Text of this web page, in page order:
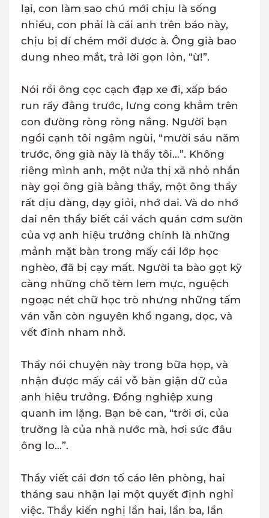
lại, con làm sao chú mới chịu là sống
nhiều, con phải là cái anh trên báo này,
chịu bị dí chém mới được à. Ông già bao
dung nheo mắt, trả lời gọn lỏn, “ừ!”.
Nói rồi ông cọc cạch đạp xe đi, xấp báo
run rẩy đằng trước, lưng cong khẳm trên
con đường ròng ròng nắng. Người bạn
ngồi cạnh tôi ngậm ngùi, “mười sáu năm
trước, ông già này là thầy tôi…”. Không
riêng mình anh, một nửa thị xã nhỏ nhắn
này gọi ông già bằng thầy, một ông thầy
rất dịu dàng, dạy giỏi, nhớ dai. Và do nhớ
dai nên thầy biết cái vách quán cơm sườn
của vợ anh hiệu trưởng chính là những
mảnh mặt bàn trong mấy cái lớp học
nghèo, đã bị cạy mất. Người ta bào gọt kỹ
càng những chỗ tèm lem mực, nguệch
ngoạc nét chữ học trò nhưng những tấm
ván vẫn còn nguyên khổ ngang, dọc, và
vết đinh nham nhở.
Thầy nói chuyện này trong bữa họp, và
nhận được mấy cái vỗ bàn giận dữ của
anh hiệu trưởng. Đồng nghiệp xung
quanh im lặng. Bạn bè can, “trời ơi, của
trường là của nhà nước mà, hơi sức đâu
ông lo…”.
Thầy viết cái đơn tố cáo lên phòng, hai
tháng sau nhận lại một quyết định nghỉ
việc. Thầy kiến nghị lần hai, lần ba, lần